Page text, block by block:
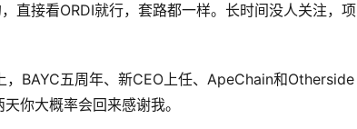
直接看ORDI就行，套路都一样。长时间没人关注，项
BAYC五周年、新CEO上任、ApeChain和Otherside
你大概率会回来感谢我。